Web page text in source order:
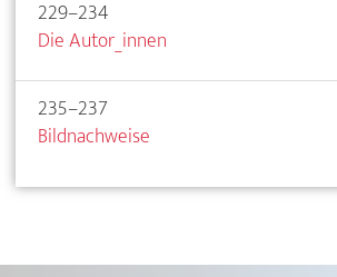
229–234
Die Autor_innen
235–237
Bildnachweise